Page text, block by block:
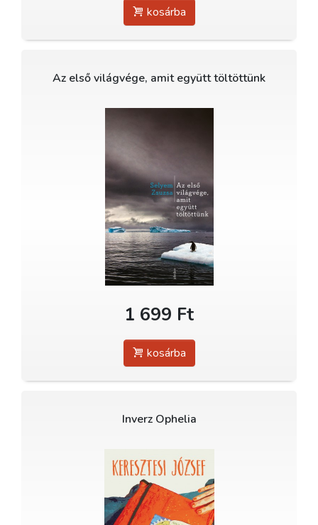
kosárba
Az első világvége, amit együtt töltöttünk
1 699 Ft
kosárba
Inverz Ophelia